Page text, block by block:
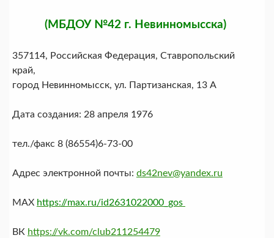
(МБДОУ №42 г. Невинномысска)
357114, Российская Федерация, Ставропольский
край,
город Невинномысск, ул. Партизанская, 13 А
Дата создания: 28 апреля 1976
тел./факс 8 (86554)6-73-00
Адрес электронной почты: ds42nev@yandex.ru
MAX https://max.ru/id2631022000_gos
ВК https://vk.com/club211254479